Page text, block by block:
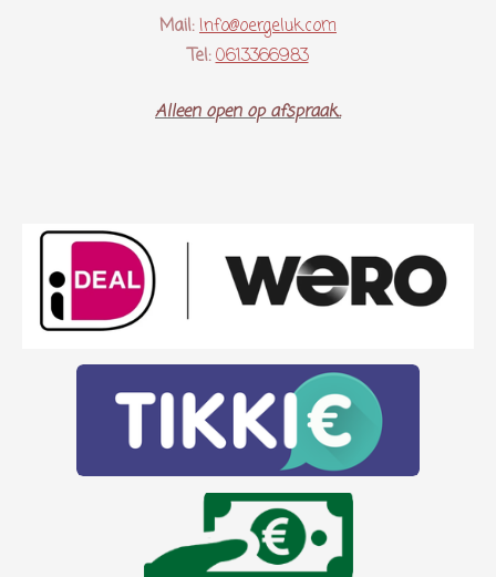
Mail: Info@oergeluk.com
Tel: 0613366983
Alleen open op afspraak..